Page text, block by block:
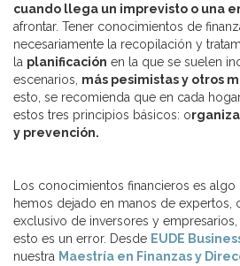
cuando llega un imprevisto o una
afrontar. Tener conocimientos de
necesariamente la recopilación y
la planificación en la que se suelen
escenarios, más pesimistas y otros
esto, se recomienda que en cada
estos tres principios básicos: o
y prevención.
Los conocimientos financieros es
hemos dejado en manos de expertos,
exclusivo de inversores y
esto es un error. Desde EUDE
nuestra Maestría en Finanzas y